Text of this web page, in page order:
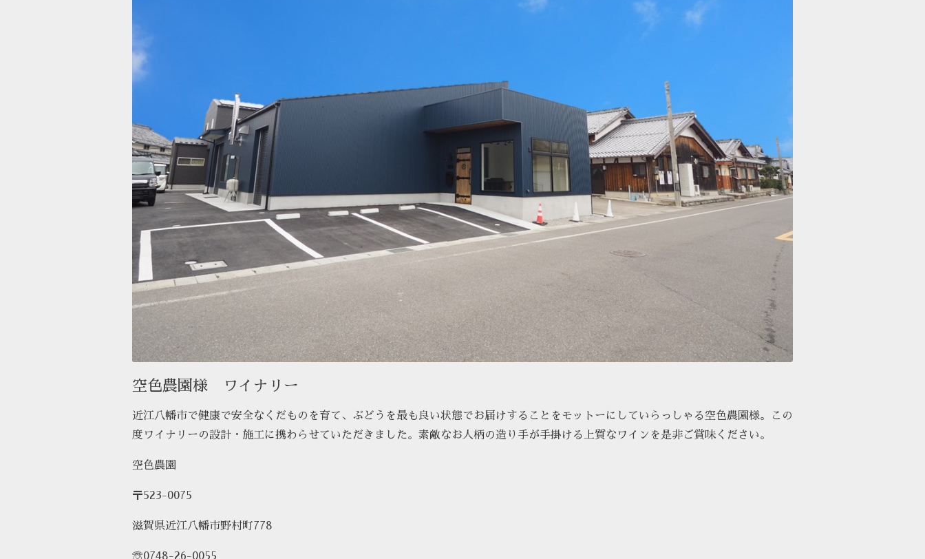
空色農園様 ワイナリー
近江八幡市で健康で安全なくだものを育て、ぶどうを最も良い状態でお届けすることをモットーにしていらっしゃる空色農園様。この
度ワイナリーの設計・施工に携わらせていただきました。素敵なお人柄の造り手が手掛ける上質なワインを是非ご賞味ください。
空色農園
〒523-0075
滋賀県近江八幡市野村町778
☏0748-26-0055